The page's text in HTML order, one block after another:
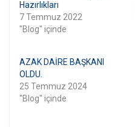
Hazırlıkları
7 Temmuz 2022
"Blog" içinde
AZAK DAİRE BAŞKANI
OLDU.
25 Temmuz 2024
"Blog" içinde